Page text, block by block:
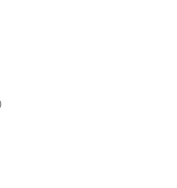
mm
- sofort einsatzbereit